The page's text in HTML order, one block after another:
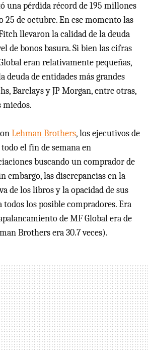
una pérdida récord de 195 millones
25 de octubre. En ese momento las
llevaron la calidad de la deuda
de bonos basura. Si bien las cifras
eran relativamente pequeñas,
deuda de entidades más grandes
Barclays y JP Morgan, entre otras,
miedos.
Lehman Brothers, los ejecutivos de
el fin de semana en
buscando un comprador de
embargo, las discrepancias en la
de los libros y la opacidad de sus
todos los posible compradores. Era
de MF Global era de
Brothers era 30.7 veces).